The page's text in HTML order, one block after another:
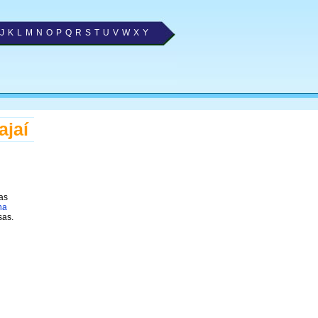
J K L M N O P Q R S T U V W X Y